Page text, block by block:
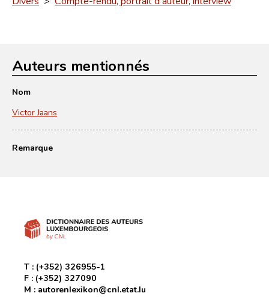
Auteurs mentionnés
Nom
Victor Jaans
Remarque
T : (+352) 326955-1
F : (+352) 327090
M : autorenlexikon@cnl.etat.lu